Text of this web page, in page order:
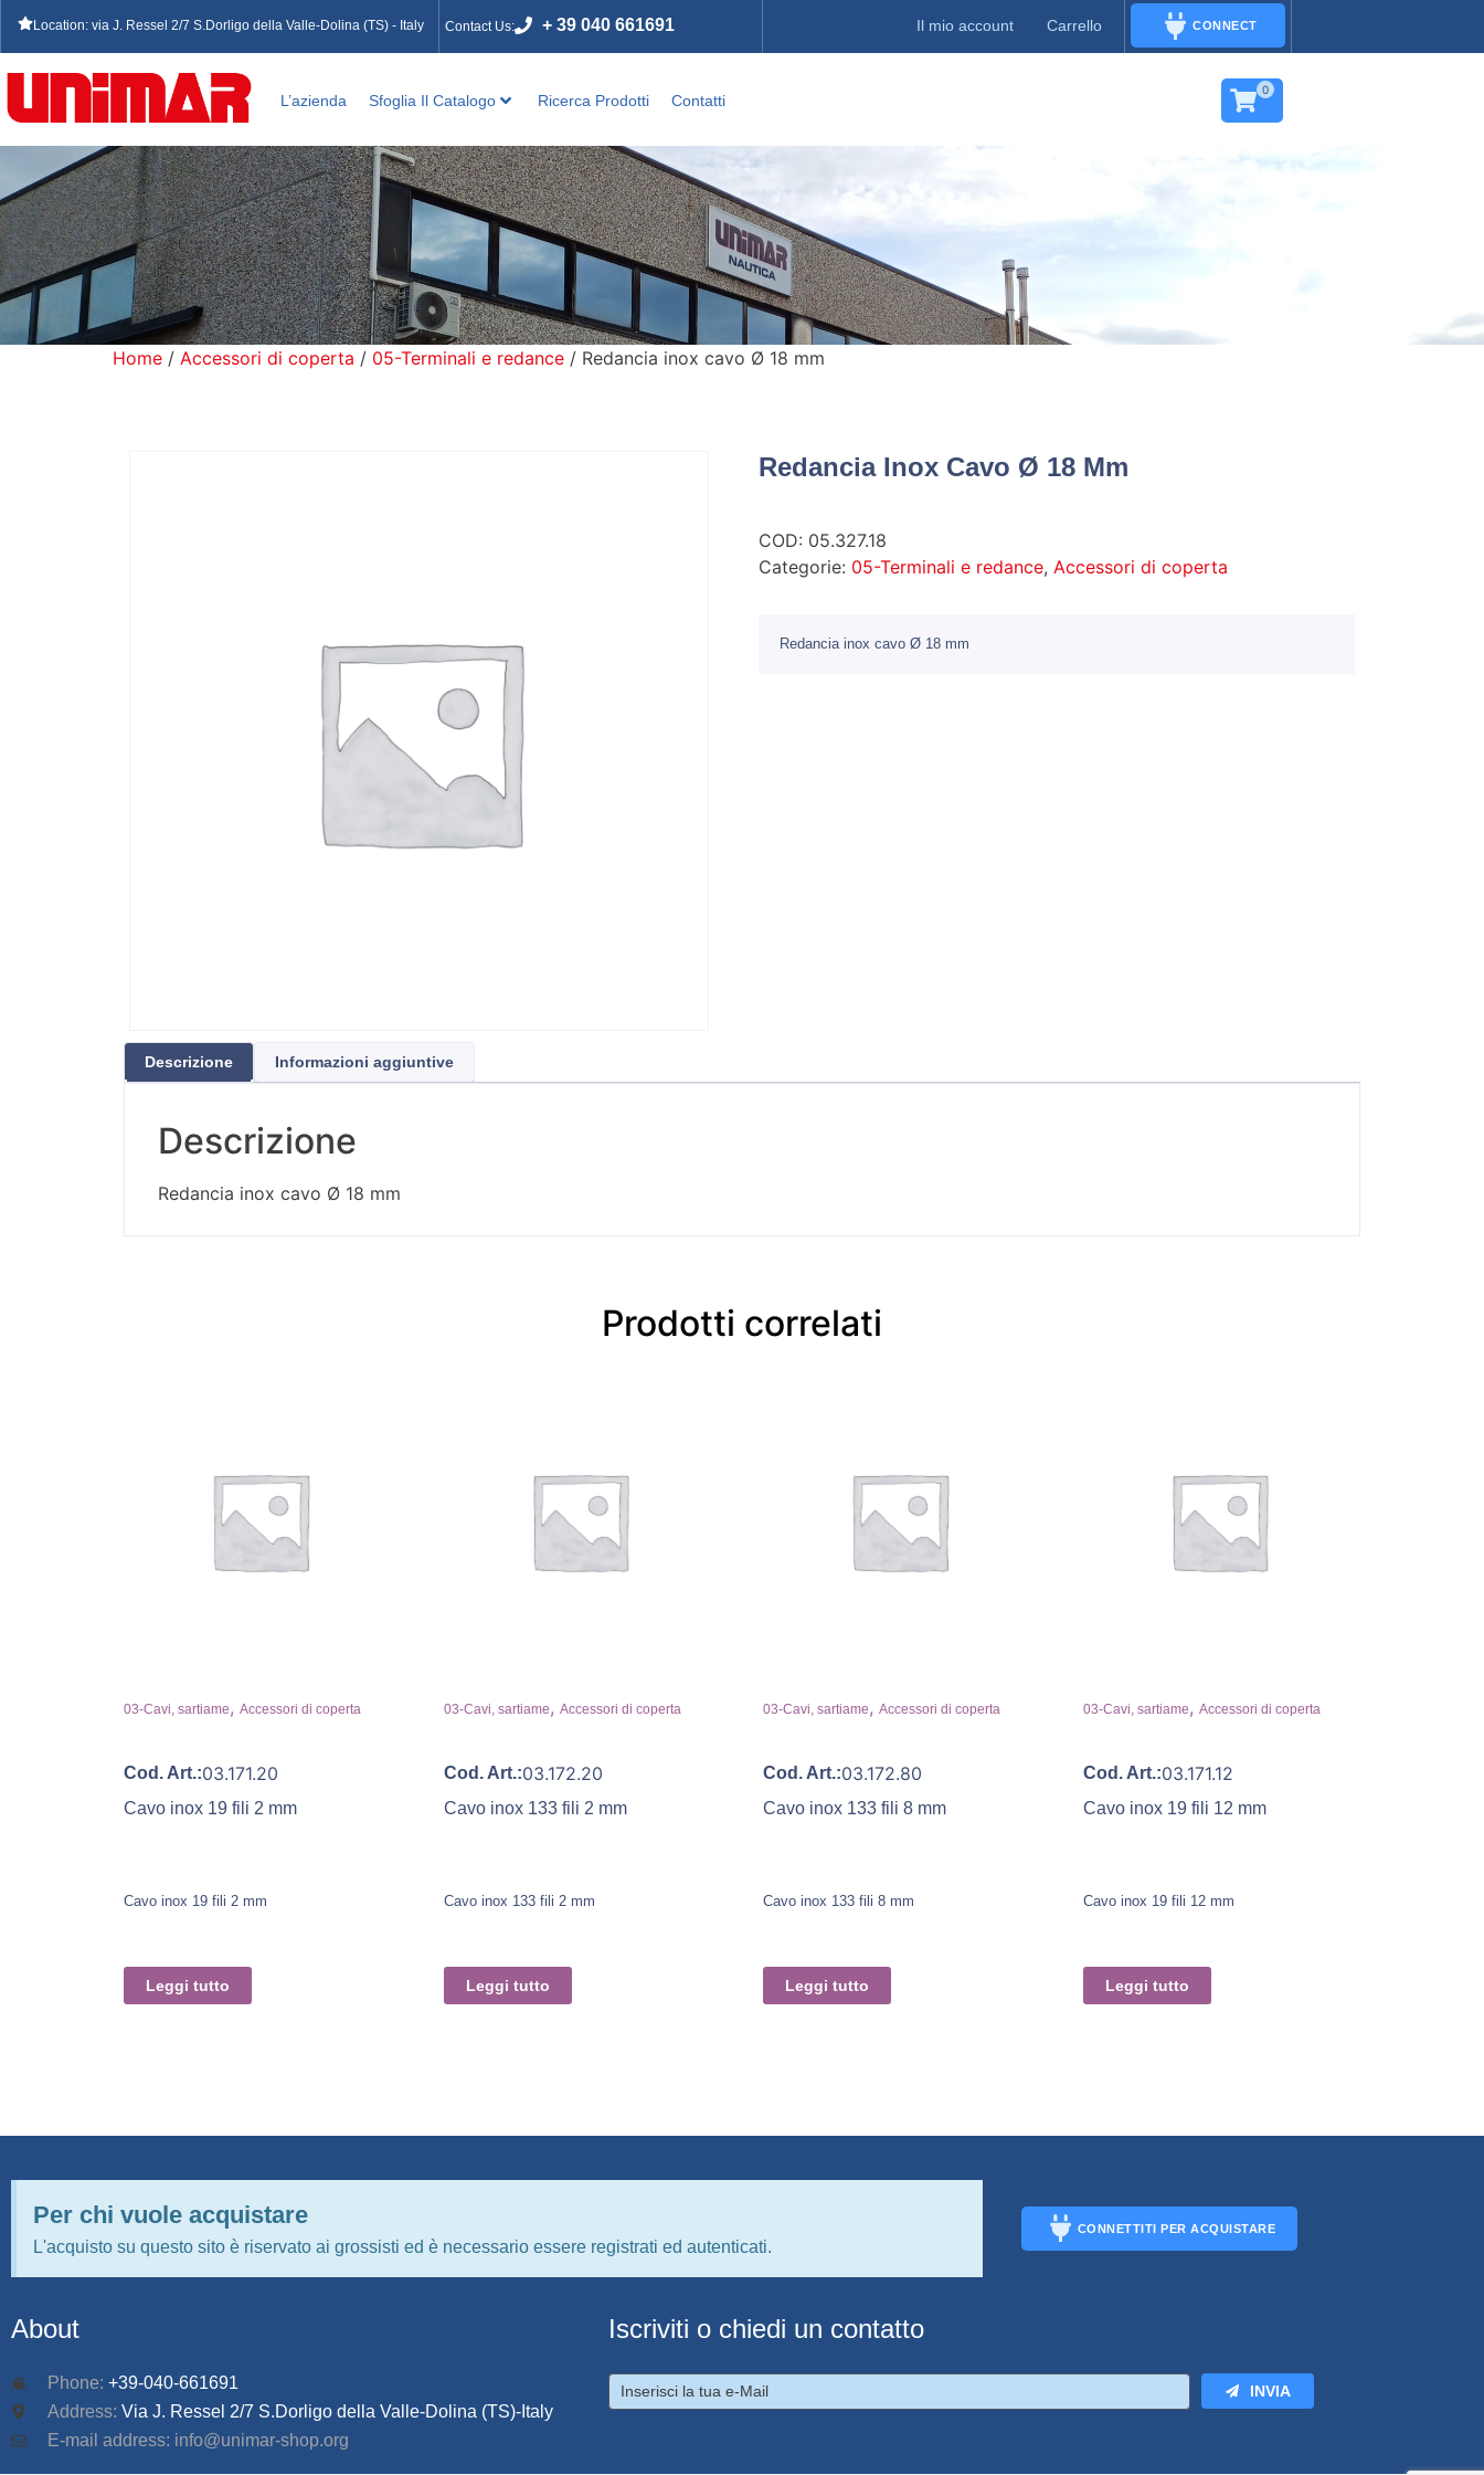
Location: via J. Ressel 2/7 S.Dorligo della Valle-Dolina (TS) - Italy Contact Us: + 39 040 661691 Il mio account Carrello CONNECT
L’azienda Sfoglia Il Catalogo Ricerca Prodotti Contatti
0
Home / Accessori di coperta / 05-Terminali e redance / Redancia inox cavo Ø 18 mm
Redancia Inox Cavo Ø 18 Mm
COD: 05.327.18
Categorie: 05-Terminali e redance, Accessori di coperta
Redancia inox cavo Ø 18 mm
Descrizione Informazioni aggiuntive
Descrizione
Redancia inox cavo Ø 18 mm
Prodotti correlati
03-Cavi, sartiame, Accessori di coperta
Cod. Art.:03.171.20
Cavo inox 19 fili 2 mm
Cavo inox 19 fili 2 mm
Leggi tutto
03-Cavi, sartiame, Accessori di coperta
Cod. Art.:03.172.20
Cavo inox 133 fili 2 mm
Cavo inox 133 fili 2 mm
Leggi tutto
03-Cavi, sartiame, Accessori di coperta
Cod. Art.:03.172.80
Cavo inox 133 fili 8 mm
Cavo inox 133 fili 8 mm
Leggi tutto
03-Cavi, sartiame, Accessori di coperta
Cod. Art.:03.171.12
Cavo inox 19 fili 12 mm
Cavo inox 19 fili 12 mm
Leggi tutto
Per chi vuole acquistare
L'acquisto su questo sito è riservato ai grossisti ed è necessario essere registrati ed autenticati.
CONNETTITI PER ACQUISTARE
About
Phone: +39-040-661691
Address: Via J. Ressel 2/7 S.Dorligo della Valle-Dolina (TS)-Italy
E-mail address: info@unimar-shop.org
Iscriviti o chiedi un contatto
INVIA